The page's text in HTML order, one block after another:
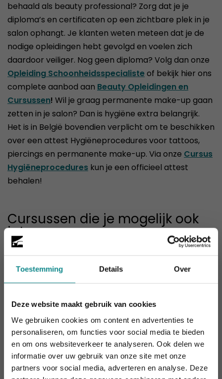
Toestemming Details Over
Deze website maakt gebruik van cookies
We gebruiken cookies om content en advertenties te
personaliseren, om functies voor social media te bieden
en om ons websiteverkeer te analyseren. Ook delen we
informatie over uw gebruik van onze site met onze
partners voor social media, adverteren en analyse. Deze
behaald als beauty professional? Zorg dat je je
diploma’s en certificaten op een zichtbare plek in je
salon ophangt. Je klanten weten meteen dat je de
nodige opleidingen hebt gevolgd en voelen zich
daardoor veiliger. Nog geen diploma? Volg dan onze
Opleiding Schoonheidsspecialisteof bekijk hier ons
complete aanbod aan Beauty Opleidingen en
Cursussen! Wil je graag permanente make-up gaan
zetten in je salon? Dan is hygiëne extra belangrijk.
Het is in België bovendien verplicht om te beschikken
over een attest Hygiëneprocedures voor tattoos,
piercings en permanente make-up. Via onze Cursus
Hygiëneprocedures kun je een officieel attest
behalen!
Cursussen die je mogelijk ook
interesseren
De hittegolf houdt aan... onze actie ook! 10%
korting verlengd t.e.m. 7 augustus 2026.